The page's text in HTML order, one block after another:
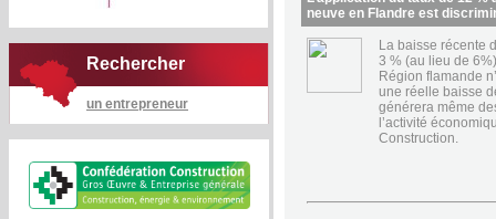
Rechercher
un entrepreneur
neuve en Flandre est
La baisse récente
3 % (au lieu de
Région flamande
une réelle baisse
générera même
l’activité
Construction.